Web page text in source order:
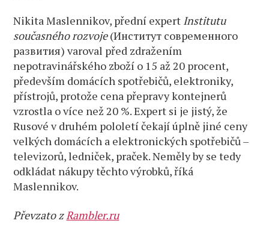
Nikita Maslennikov, přední expert Institutu
současného rozvoje(Институт современного
развития) varoval před zdražením
nepotravinářského zboží o 15 až 20 procent,
především domácích spotřebičů, elektroniky,
přístrojů, protože cena přepravy kontejnerů
vzrostla o více než 20 %. Expert si je jistý, že
Rusové v druhém pololetí čekají úplně jiné ceny
velkých domácích a elektronických spotřebičů –
televizorů, ledniček, praček. Neměly by se tedy
odkládat nákupy těchto výrobků, říká
Maslennikov.
Převzato z Rambler.ru